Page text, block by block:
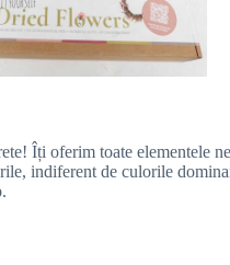
Îți oferim toate elementele
indiferent de culorile